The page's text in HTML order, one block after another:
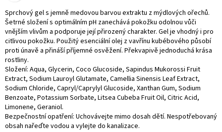
Sprchový gel s jemně medovou barvou extraktu z mýdlových ořechů.
Šetrné složení s optimálním pH zanechává pokožku odolnou vůči
vnějším vlivům a podporuje její přirozený charakter. Gel je vhodný i pro
citlivou pokožku. Použitý esenciální olej z vavřínu kubébového působí
proti únavě a přináší příjemné osvěžení. Překvapivě jednoduchá krása
rostliny.
Složení: Aqua, Glycerin, Coco Glucoside, Sapindus Mukorossi Fruit
Extract, Sodium Lauroyl Glutamate, Camellia Sinensis Leaf Extract,
Sodium Chloride, Capryl/Caprylyl Glucoside, Xanthan Gum, Sodium
Benzoate, Potassium Sorbate, Litsea Cubeba Fruit Oil, Citric Acid,
Limonene, Geraniol.
Bezpečnostní opatření: Uchovávejte mimo dosah dětí. Nespotřebovaný
obsah nařeďte vodou a vylejte do kanalizace.